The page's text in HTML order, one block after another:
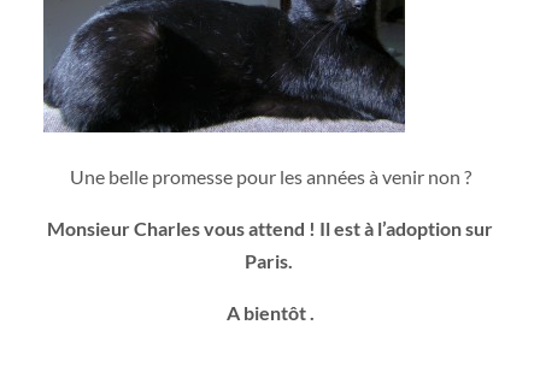
Une belle promesse pour les années à venir non ?
Monsieur Charles vous attend ! Il est à l’adoption sur
Paris.
A bientôt .